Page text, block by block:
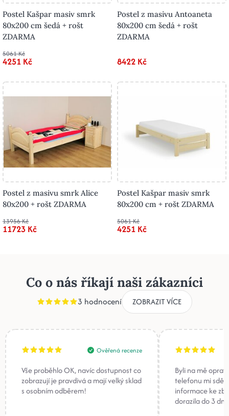
Postel Kašpar masiv smrk
80x200 cm šedá + rošt
ZDARMA
5061 Kč
4251 Kč
Postel z masivu Antoaneta
80x200 cm šedá + rošt
ZDARMA
8422 Kč
Postel z masivu smrk Alice
80x200 + rošt ZDARMA
13956 Kč
11723 Kč
Postel Kašpar masiv smrk
80x200 cm + rošt ZDARMA
5061 Kč
4251 Kč
Co o nás říkají naši zákazníci
3 hodnocení ZOBRAZIT VÍCE
Ověřená recenze
Vše proběhlo OK, navíc dostupnost co
zobrazují je pravdivá a mají velký sklad
s osobním odběrem!
Byli na mě
telefonu mi
informace ke
dorazila do 3